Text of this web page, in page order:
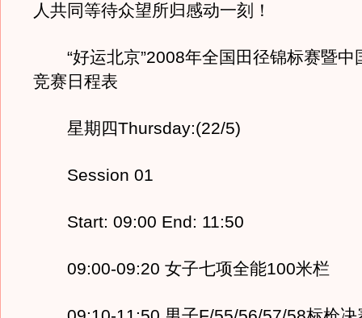
人共同等待众望所归感动一刻！
“好运北京”2008年全国田径锦标赛暨中
竞赛日程表
星期四Thursday:(22/5)
Session 01
Start: 09:00 End: 11:50
09:00-09:20 女子七项全能100米栏